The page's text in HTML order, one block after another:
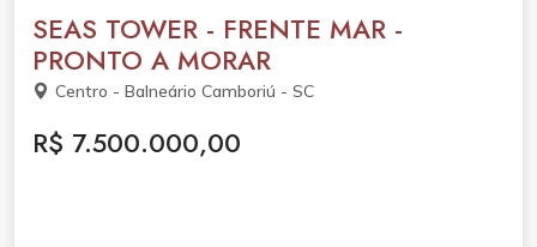
SEAS TOWER - FRENTE MAR -
PRONTO A MORAR
Centro - Balneário Camboriú - SC
R$ 7.500.000,00